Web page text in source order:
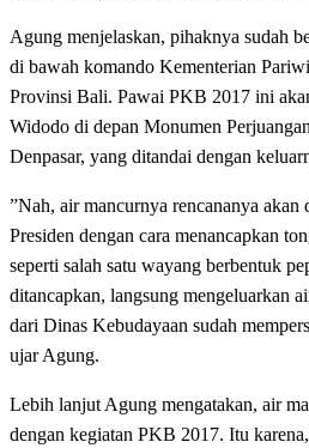
Agung menjelaskan, pihaknya sudah
di bawah komando Kementerian
Provinsi Bali. Pawai PKB 2017 ini
Widodo di depan Monumen
Denpasar, yang ditandai dengan
”Nah, air mancurnya rencananya
Presiden dengan cara menancapkan
seperti salah satu wayang berbentuk
ditancapkan, langsung mengeluarkan
dari Dinas Kebudayaan sudah
ujar Agung.
Lebih lanjut Agung mengatakan, air
dengan kegiatan PKB 2017. Itu